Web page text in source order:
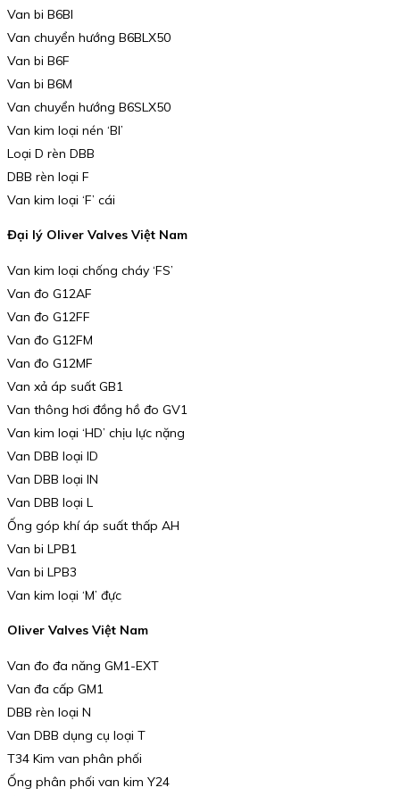
Van bi B6BI
Van chuyển hướng B6BLX50
Van bi B6F
Van bi B6M
Van chuyển hướng B6SLX50
Van kim loại nén ‘BI’
Loại D rèn DBB
DBB rèn loại F
Van kim loại ‘F’ cái
Đại lý Oliver Valves Việt Nam
Van kim loại chống cháy ‘FS’
Van đo G12AF
Van đo G12FF
Van đo G12FM
Van đo G12MF
Van xả áp suất GB1
Van thông hơi đồng hồ đo GV1
Van kim loại ‘HD’ chịu lực nặng
Van DBB loại ID
Van DBB loại IN
Van DBB loại L
Ống góp khí áp suất thấp AH
Van bi LPB1
Van bi LPB3
Van kim loại ‘M’ đực
Oliver Valves Việt Nam
Van đo đa năng GM1-EXT
Van đa cấp GM1
DBB rèn loại N
Van DBB dụng cụ loại T
T34 Kim van phân phối
Ống phân phối van kim Y24